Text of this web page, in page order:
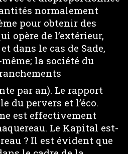
normalement
pour obtenir des
opère de l’extérieur,
dans le cas de Sade,
la société du
par an). Le rapport
du pervers et l’éco.
est effectivement
Le Kapital est-
? Il est évident que